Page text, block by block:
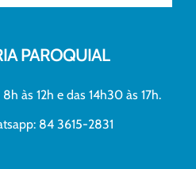
PAROQUIAL
às 12h e das 14h30 às 17h.
84 3615-2831